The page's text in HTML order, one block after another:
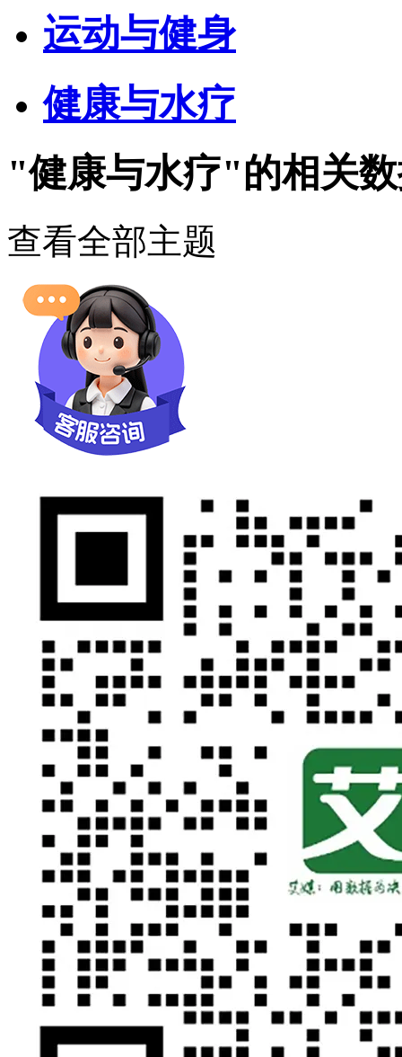
运动与健身
健康与水疗
"健康与水疗"的相关
查看全部主题